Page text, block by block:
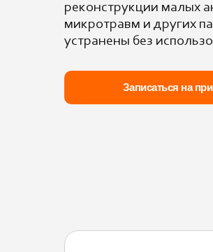
реконструкции малых
микротравм и других
устранены без
Записаться на